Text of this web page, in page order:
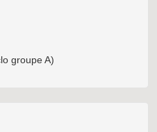
groupe A)